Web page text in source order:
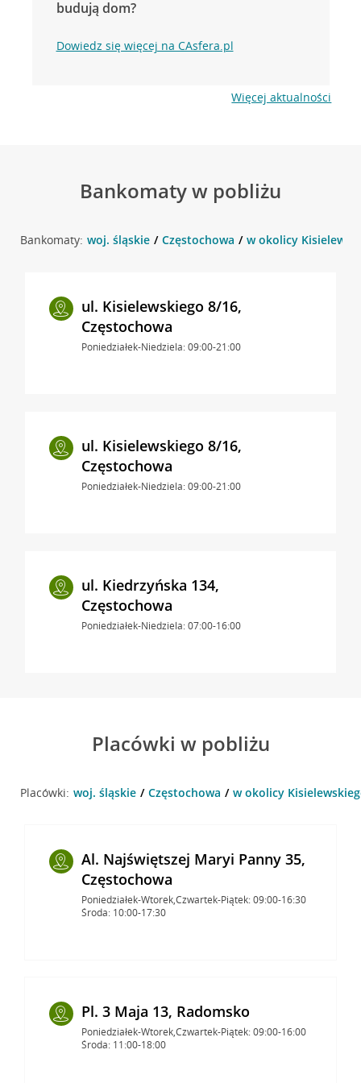
budują dom?
Dowiedz się więcej na CAsfera.pl
Więcej aktualności
Bankomaty w pobliżu
Bankomaty: woj. śląskie Częstochowa w okolicy
ul. Kisielewskiego 8/16,
Częstochowa
Poniedziałek-Niedziela: 09:00-21:00
ul. Kisielewskiego 8/16,
Częstochowa
Poniedziałek-Niedziela: 09:00-21:00
ul. Kiedrzyńska 134,
Częstochowa
Poniedziałek-Niedziela: 07:00-16:00
Placówki w pobliżu
Placówki: woj. śląskie Częstochowa w okolicy
Al. Najświętszej Maryi Panny 35,
Częstochowa
Poniedziałek-Wtorek,Czwartek-Piątek: 09:00-16:30
Środa: 10:00-17:30
Pl. 3 Maja 13, Radomsko
Poniedziałek-Wtorek,Czwartek-Piątek: 09:00-16:00
Środa: 11:00-18:00